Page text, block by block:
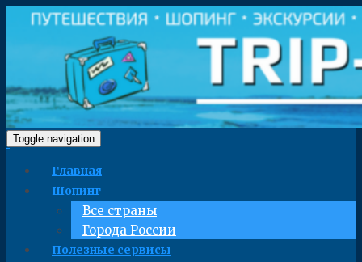
Toggle navigation
Главная
Шопинг
Все страны
Города России
Полезные сервисы